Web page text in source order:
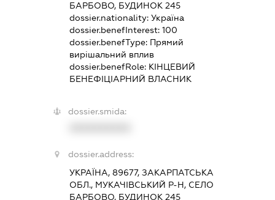
БАРБОВО, БУДИНОК 245
dossier.nationality: Україна
dossier.benefInterest: 100
dossier.benefType: Прямий
вирішальний вплив
dossier.benefRole: КІНЦЕВИЙ
БЕНЕФІЦІАРНИЙ ВЛАСНИК
dossier.smida:
dossier.address:
УКРАЇНА, 89677, ЗАКАРПАТСЬКА
ОБЛ., МУКАЧІВСЬКИЙ Р-Н, СЕЛО
БАРБОВО, БУДИНОК 245